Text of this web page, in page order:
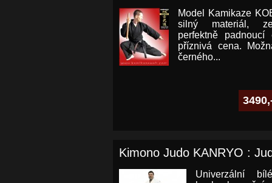
Model Kamikaze
silný materiál,
perfektně padnoucí
příznivá cena.
černého...
Kimono Judo KANRYO :
Univerzální